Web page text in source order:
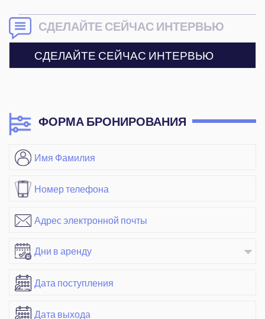
СДЕЛАЙТЕ СЕЙЧАС ИНТЕРВЬЮ
СДЕЛАЙТЕ СЕЙЧАС ИНТЕРВЬЮ
ФОРМА БРОНИРОВАНИЯ